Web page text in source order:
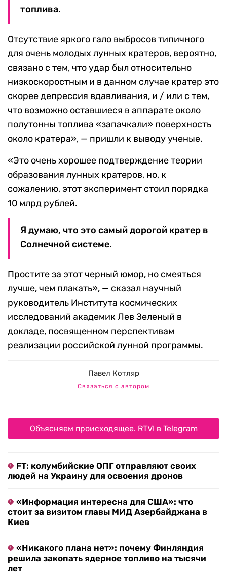
топлива.
Отсутствие яркого гало выбросов типичного
для очень молодых лунных кратеров, вероятно,
связано с тем, что удар был относительно
низкоскоростным и в данном случае кратер это
скорее депрессия вдавливания, и / или с тем,
что возможно оставшиеся в аппарате около
полутонны топлива «запачкали» поверхность
около кратера», — пришли к выводу ученые.
«Это очень хорошее подтверждение теории
образования лунных кратеров, но, к
сожалению, этот эксперимент стоил порядка
10 млрд рублей.
Я думаю, что это самый дорогой кратер в
Солнечной системе.
Простите за этот черный юмор, но смеяться
лучше, чем плакать», — сказал научный
руководитель Института космических
исследований академик Лев Зеленый в
докладе, посвященном перспективам
реализации российской лунной программы.
Павел Котляр
Связаться с автором
Объясняем происходящее. RTVI в Telegram
FT: колумбийские ОПГ отправляют своих
людей на Украину для освоения дронов
«Информация интересна для США»: что
стоит за визитом главы МИД Азербайджана в
Киев
«Никакого плана нет»: почему Финляндия
решила закопать ядерное топливо на тысячи
лет